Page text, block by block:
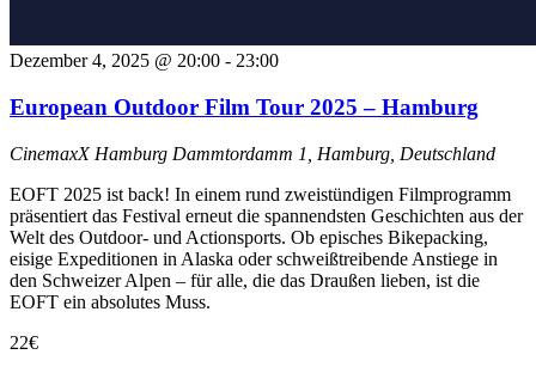
Dezember 4, 2025 @ 20:00 - 23:00
European Outdoor Film Tour 2025 – Hamburg
CinemaxX Hamburg Dammtordamm 1, Hamburg, Deutschland
EOFT 2025 ist back! In einem rund zweistündigen Filmprogramm
präsentiert das Festival erneut die spannendsten Geschichten aus der
Welt des Outdoor- und Actionsports. Ob episches Bikepacking,
eisige Expeditionen in Alaska oder schweißtreibende Anstiege in
den Schweizer Alpen – für alle, die das Draußen lieben, ist die
EOFT ein absolutes Muss.
22€